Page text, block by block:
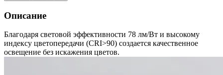
Описание
Благодаря световой эффективности 78 лм/Вт и высокому
индексу цветопередачи (CRI>90) создается качественное
освещение без искажения цветов.